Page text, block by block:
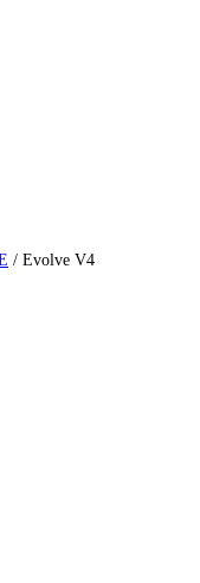
/ Evolve V4